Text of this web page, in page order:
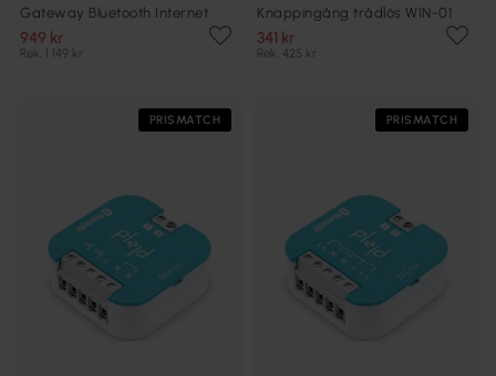
Gateway Bluetooth Internet
949 kr
Rek. 1 149 kr
Knappingång trådlös WIN-01
341 kr
Rek. 425 kr
PRISMATCH PRISMATCH